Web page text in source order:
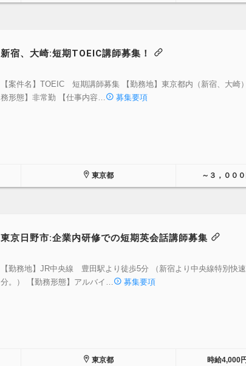
新宿、大崎:短期TOEIC講師募集！
【案件名】TOEIC 短期講師募集 【勤務地】東京都内（新宿、大崎
務形態】非常勤 【仕事内容…
募集要項
東京都 ～３，０００
東京日野市:企業内研修での短期英会話講師募集
【勤務地】JR中央線 豊田駅より徒歩5分 （新宿より中央線特別快
分。） 【勤務形態】アルバイ…
募集要項
東京都 時給4,000円